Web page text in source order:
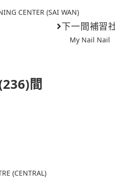
CENTER (SAI WAN)
下一間補習
My Nail Nail
間
(CENTRAL)